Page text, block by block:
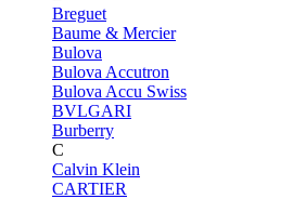
Breguet
Baume & Mercier
Bulova
Bulova Accutron
Bulova Accu Swiss
BVLGARI
Burberry
C
Calvin Klein
CARTIER